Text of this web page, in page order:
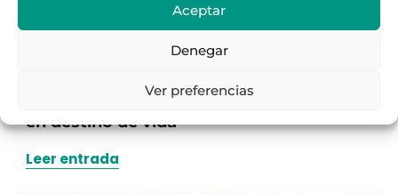
Aceptar
Denegar
Ver preferencias
Málaga en 2025: cómo una ciudad dejó
de ser destino de verano para convertirse
en destino de vida
Leer entrada